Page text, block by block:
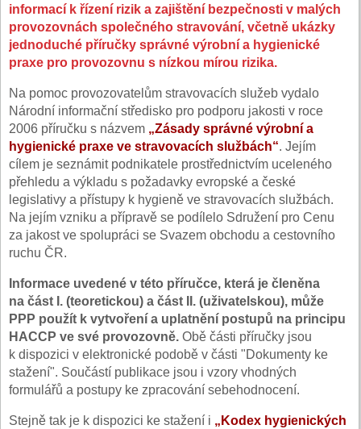
informací k řízení rizik a zajištění bezpečnosti v malých
provozovnách společného stravování, včetně ukázky
jednoduché příručky správné výrobní a hygienické
praxe pro provozovnu s nízkou mírou rizika.
Na pomoc provozovatelům stravovacích služeb vydalo
Národní informační středisko pro podporu jakosti v roce
2006 příručku s názvem „Zásady správné výrobní a
hygienické praxe ve stravovacích službách“. Jejím
cílem je seznámit podnikatele prostřednictvím uceleného
přehledu a výkladu s požadavky evropské a české
legislativy a přístupy k hygieně ve stravovacích službách.
Na jejím vzniku a přípravě se podílelo Sdružení pro Cenu
za jakost ve spolupráci se Svazem obchodu a cestovního
ruchu ČR.
Informace uvedené v této příručce, která je členěna
na část I. (teoretickou) a část II. (uživatelskou), může
PPP použít k vytvoření a uplatnění postupů na principu
HACCP ve své provozovně. Obě části příručky jsou
k dispozici v elektronické podobě v části "Dokumenty ke
stažení". Součástí publikace jsou i vzory vhodných
formulářů a postupy ke zpracování sebehodnocení.
Stejně tak je k dispozici ke stažení i „Kodex hygienických